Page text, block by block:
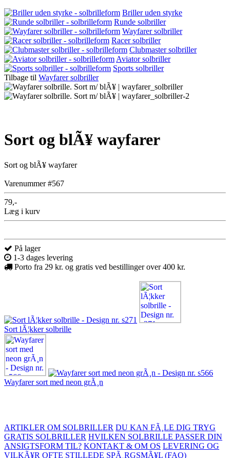
Briller uden styrke
Runde solbriller
Wayfarer solbriller
Racer solbriller
Clubmaster solbriller
Aviator solbriller
Sports solbriller
Tilbage til Wayfarer solbriller
Sort og blÃ¥ wayfarer
Sort og blÃ¥ wayfarer
Varenummer #567
79,-
Læg i kurv
På lager
1-3 dages levering
Porto fra 29 kr. og gratis ved bestillinger over 400 kr.
Sort lÃ¦kker solbrille
Wayfarer sort med neon grÃ¸n
ARTIKLER OM SOLBRILLER DU KAN FÃ¸LE DIG TRYG
GRATIS SOLBRILLER HVILKEN SOLBRILLE PASSER DIN
ANSIGTSFORM TIL? KONTAKT & OM OS LEVERING OG
VILKÃ¥R OFTE STILLEDE SPÃ¸RGSMÃ¥L (FAQ)